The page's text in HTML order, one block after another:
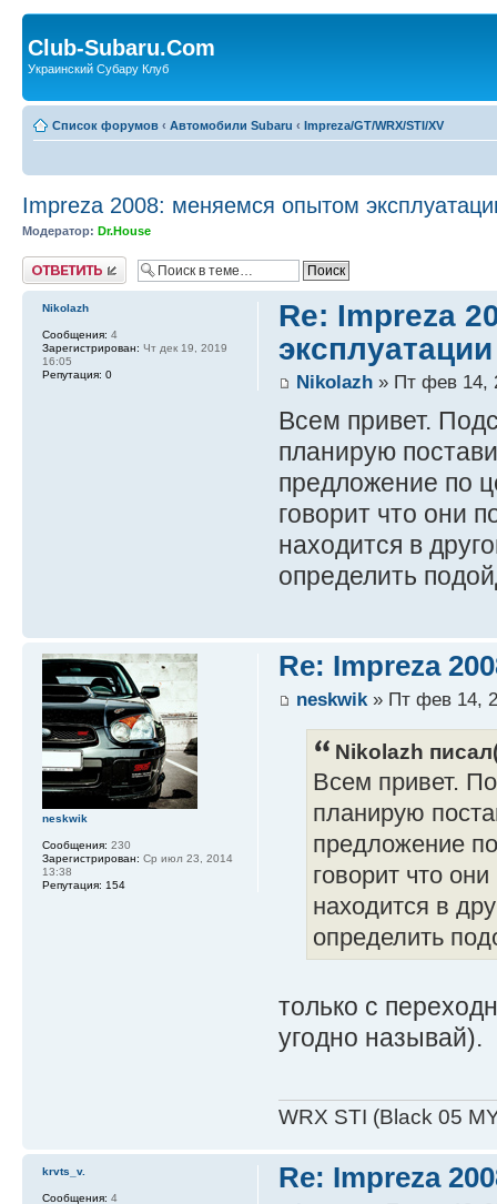
Club-Subaru.Com
Украинский Субару Клуб
Список форумов ‹ Автомобили Subaru ‹ Impreza/GT/WRX/STI/XV
Impreza 2008: меняемся опытом
Модератор: Dr.House
Ответить
Re: Impreza
эксплуатации
Nikolazh» Пт фев 14,
Всем привет.
планирую
предложение по
говорит что они
находится в
определить
Nikolazh
Сообщения: 4
Зарегистрирован: Чт дек 19, 2019
16:05
Репутация: 0
Re: Impreza
neskwik» Пт фев 14,
Nikolazh
Всем привет.
планирую
предложение
говорит что
находится в
определить
только с
угодно называй).
WRX STI (Black 05
neskwik
Сообщения: 230
Зарегистрирован: Ср июл 23, 2014
13:38
Репутация: 154
Re: Impreza
krvts_v.
Сообщения: 4